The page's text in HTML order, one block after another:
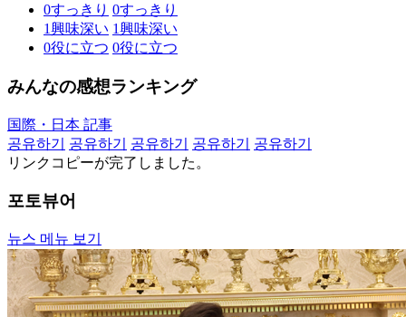
0すっきり 0すっきり
1興味深い 1興味深い
0役に立つ 0役に立つ
みんなの感想ランキング
国際・日本 記事
공유하기
공유하기 공유하기 공유하기
공유하기
リンクコピーが完了しました。
포토뷰어
뉴스 메뉴 보기